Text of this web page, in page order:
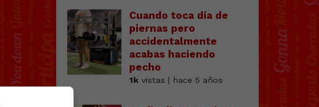
Cuando toca día de
piernas pero
accidentalmente
acabas haciendo
pecho
1kvistas | hace 5 años